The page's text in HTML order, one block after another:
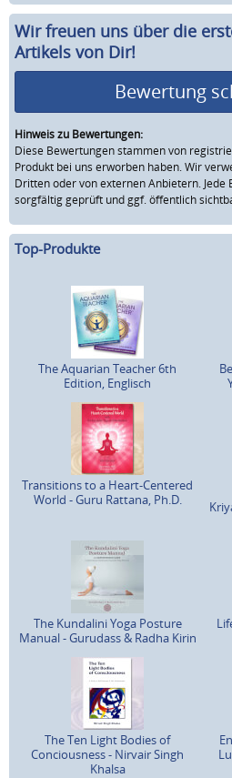
Wir freuen uns über die
Artikels von Dir!
Bewertung
Hinweis zu Bewertungen:
Diese Bewertungen stammen von
Produkt bei uns erworben haben. Wir
Dritten oder von externen Anbietern. Jede
sorgfältig geprüft und ggf. öffentlich
Top-Produkte
The Aquarian Teacher 6th
Edition, Englisch
Transitions to a Heart-Centered
World - Guru Rattana, Ph.D.
The Kundalini Yoga Posture
Manual - Gurudass & Radha Kirin
The Ten Light Bodies of
Conciousness - Nirvair Singh
Khalsa